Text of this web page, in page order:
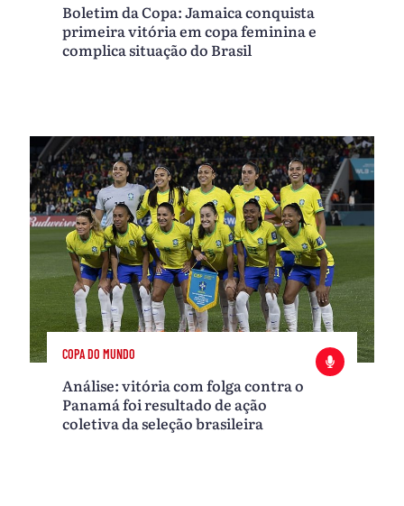
Boletim da Copa: Jamaica conquista
primeira vitória em copa feminina e
complica situação do Brasil
COPA DO MUNDO
Análise: vitória com folga contra o
Panamá foi resultado de ação
coletiva da seleção brasileira